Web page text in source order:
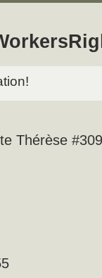
Thérèse #309